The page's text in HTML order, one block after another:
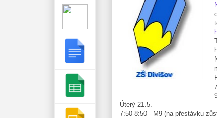
Úterý 21.5.
7:50-8:50 - M9 (na přestávku